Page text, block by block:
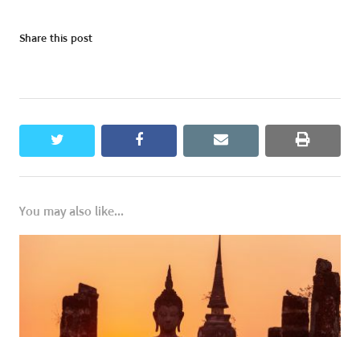
Share this post
twitter facebook email print
You may also like...